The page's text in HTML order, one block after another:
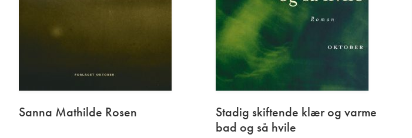
Sanna Mathilde Rosen
Stadig skiftende klær og varme
bad og så hvile